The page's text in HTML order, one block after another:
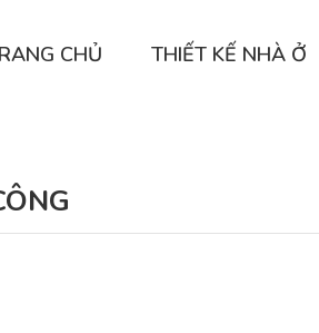
CHỦ THIẾT KẾ NHÀ Ở